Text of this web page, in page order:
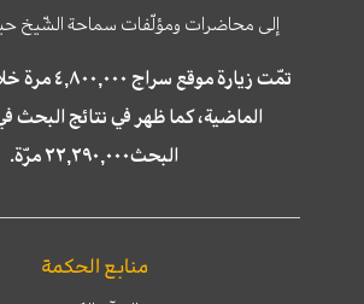
إلى محاضرات ومؤلّفات سماحة الشّيخ
تمّت زيارة موقع
الماضية، كما ظهر في نتائج البحث
البحث٢٢,٢٩٠,٠٠٠ مرّة.
منابع الحكمة